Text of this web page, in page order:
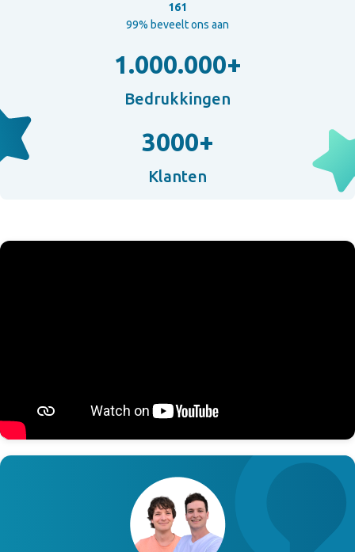
1.000.000+
Bedrukkingen
161
99% beveelt ons aan
3000+
Klanten